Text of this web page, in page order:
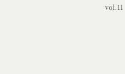
vol.11